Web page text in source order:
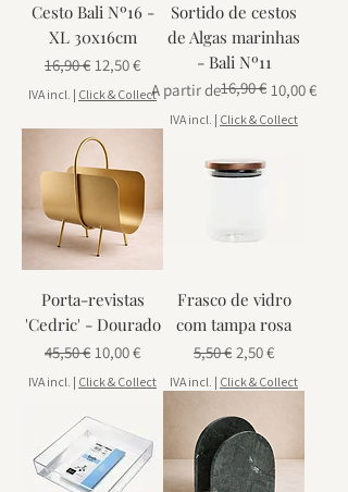
Cesto Bali Nº16 -
XL 30x16cm
Preço normal
16,90 € Preço promocional
12,50 €
IVA incl. | Click & Collect
Sortido de cestos
de Algas marinhas
- Bali Nº11
A partir de
Preço normal16,90 € 10,00 €
Preço promocional
IVA incl. | Click & Collect
Porta-revistas
'Cedric' - Dourado
Preço normal
45,50 € Preço promocional
10,00 €
IVA incl. | Click & Collect
Frasco de vidro
com tampa rosa
Preço normal
5,50 € Preço
2,50 €
IVA incl. | Click & Collect